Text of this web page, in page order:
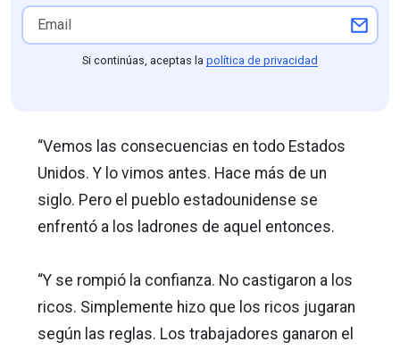
Si continúas, aceptas la política de privacidad
“Vemos las consecuencias en todo Estados
Unidos. Y lo vimos antes. Hace más de un
siglo. Pero el pueblo estadounidense se
enfrentó a los ladrones de aquel entonces.
“Y se rompió la confianza. No castigaron a los
ricos. Simplemente hizo que los ricos jugaran
según las reglas. Los trabajadores ganaron el